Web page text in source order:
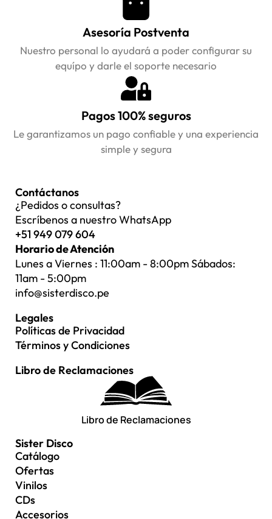
Asesoría Postventa
Nuestro personal lo ayudará a poder configurar su
equípo y darle el soporte necesario
Pagos 100% seguros
Le garantizamos un pago confiable y una experiencia
simple y segura
Contáctanos
¿Pedidos o consultas?
Escríbenos a nuestro WhatsApp
+51 949 079 604
Horario de Atención
Lunes a Viernes : 11:00am - 8:00pm Sábados:
11am - 5:00pm
info@sisterdisco.pe
Legales
Políticas de Privacidad
Términos y Condiciones
Libro de Reclamaciones
Libro de Reclamaciones
Sister Disco
Catálogo
Ofertas
Vinilos
CDs
Accesorios